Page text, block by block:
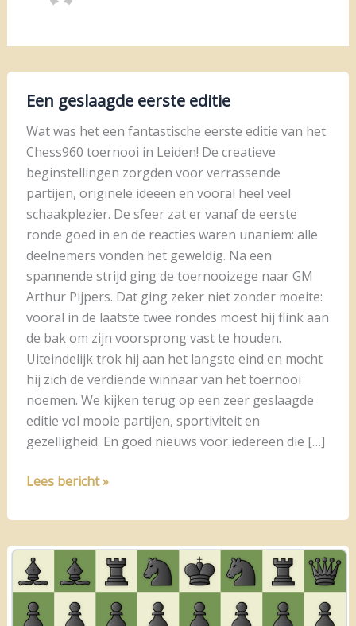
Een geslaagde eerste editie
Wat was het een fantastische eerste editie van het
Chess960 toernooi in Leiden! De creatieve
beginstellingen zorgden voor verrassende
partijen, originele ideeën en vooral heel veel
schaakplezier. De sfeer zat er vanaf de eerste
ronde goed in en de reacties waren unaniem: alle
deelnemers vonden het geweldig. Na een
spannende strijd ging de toernooizege naar GM
Arthur Pijpers. Dat ging zeker niet zonder moeite:
vooral in de laatste twee rondes moest hij flink aan
de bak om zijn voorsprong vast te houden.
Uiteindelijk trok hij aan het langste eind en mocht
hij zich de verdiende winnaar van het toernooi
noemen. We kijken terug op een zeer geslaagde
editie vol mooie partijen, sportiviteit en
gezelligheid. En goed nieuws voor iedereen die […]
Een
eerste
editie
Lees bericht »